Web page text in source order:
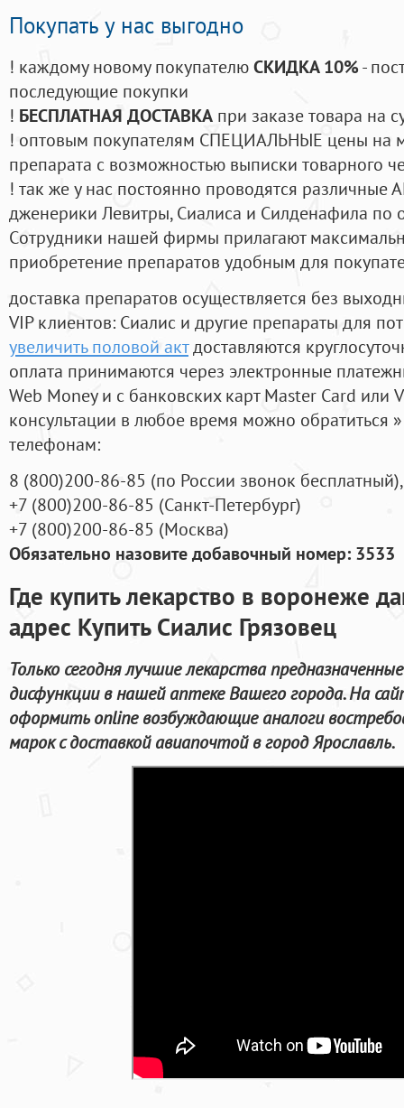
Покупать у нас выгодно
! каждому новому покупателюСКИДКА 10%-
последующие покупки
! БЕСПЛАТНАЯ ДОСТАВКА при заказе товара на
! оптовым покупателям СПЕЦИАЛЬНЫЕ цены на
препарата с возможностью выписки товарного
! так же у нас постоянно проводятся
дженерики Левитры, Сиалиса и Силденафила по
Cотрудники нашей фирмы прилагают
приобретение препаратов удобным для
доставка препаратов осуществляется без
VIP клиентов: Сиалис и другие препараты для
увеличить половой актдоставляются
оплата принимаются через электронные
Web Money и с банковских карт Master Card или
консультации в любое время можно обратиться
телефонам:
8 (800)200-86-85 (по России звонок бесплатный),
+7 (800)200-86-85 (Санкт-Петербург)
+7 (800)200-86-85 (Москва)
Обязательно назовите добавочный номер: 3533
Где купить лекарство в воронеже
адрес Купить Сиалис Грязовец
Только сегодня лучшие лекарства
дисфункции в нашей аптеке Вашего города. На
оформить online возбуждающие аналоги
марок с доставкой авиапочтой в город Ярославль.